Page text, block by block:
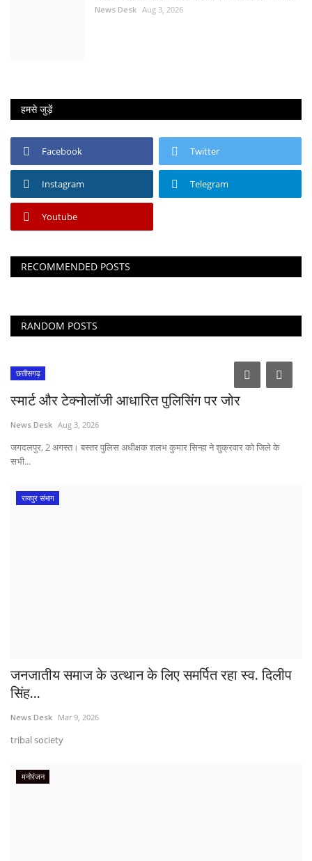
News Desk Aug 3, 2026
हमसे जुड़ें
Facebook Twitter
Instagram Telegram
Youtube
RECOMMENDED POSTS
RANDOM POSTS
छत्तीसगढ़
स्मार्ट और टेक्नोलॉजी आधारित पुलिसिंग पर जोर
News Desk Aug 3, 2026
जगदलपुर, 2 अगस्त। बस्तर पुलिस अधीक्षक शलभ कुमार सिन्हा ने शुक्रवार को जिले के
सभी...
रायपुर संभाग
जनजातीय समाज के उत्थान के लिए समर्पित रहा स्व. दिलीप
सिंह...
News Desk Mar 9, 2026
tribal society
मनोरंजन